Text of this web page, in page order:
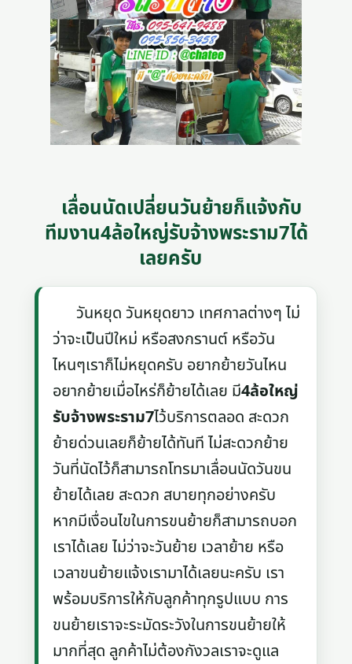
เลื่อนนัดเปลี่ยนวันย้ายก็แจ้งกับ
ทีมงาน4ล้อใหญ่รับจ้างพระราม7ได้
เลยครับ
วันหยุด วันหยุดยาว เทศกาลต่างๆ ไม่
ว่าจะเป็นปีใหม่ หรือสงกรานต์ หรือวัน
ไหนๆเราก็ไม่หยุดครับ อยากย้ายวันไหน
อยากย้ายเมื่อไหร่ก็ย้ายได้เลย มี4ล้อใหญ่
รับจ้างพระราม7ไว้บริการตลอด สะดวก
ย้ายด่วนเลยก็ย้ายได้ทันที ไม่สะดวกย้าย
วันที่นัดไว้ก็สามารถโทรมาเลื่อนนัดวันขน
ย้ายได้เลย สะดวก สบายทุกอย่างครับ
หากมีเงื่อนไขในการขนย้ายก็สามารถบอก
เราได้เลย ไม่ว่าจะวันย้าย เวลาย้าย หรือ
เวลาขนย้ายแจ้งเรามาได้เลยนะครับ เรา
พร้อมบริการให้กับลูกค้าทุกรูปแบบ การ
ขนย้ายเราจะระมัดระวังในการขนย้ายให้
มากที่สุด ลูกค้าไม่ต้องกังวลเราจะดูแล